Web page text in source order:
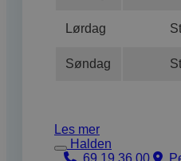
Lørdag
Søndag
Les mer
Halden
69 19 36 00